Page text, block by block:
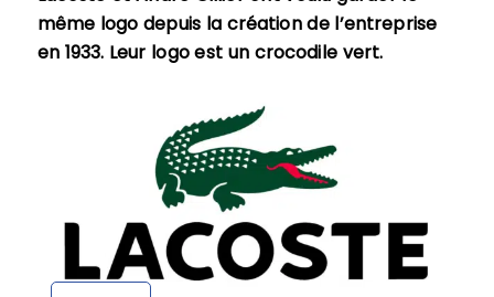
même logo depuis la création de l’entreprise
en 1933. Leur logo est un crocodile vert.